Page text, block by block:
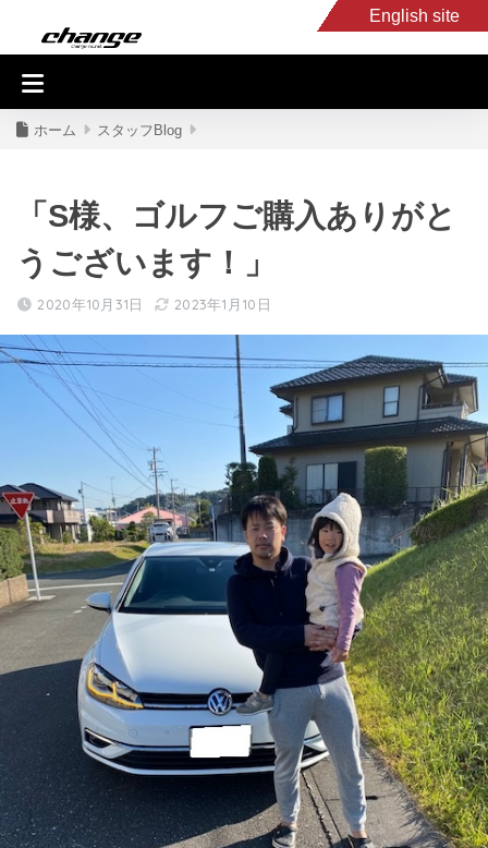
English site
入庫車情報
ホーム スタッフBlog
「S様、ゴルフご購入ありがと
うございます！」
2020年10月31日 2023年1月10日